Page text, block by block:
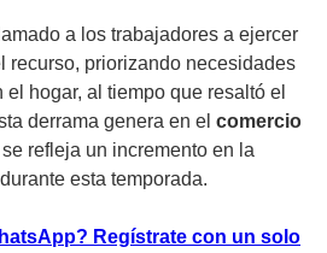
a los trabajadores a ejercer
recurso, priorizando necesidades
hogar, al tiempo que resaltó el
derrama genera en el comercio
refleja un incremento en la
durante esta temporada.
Regístrate con un solo